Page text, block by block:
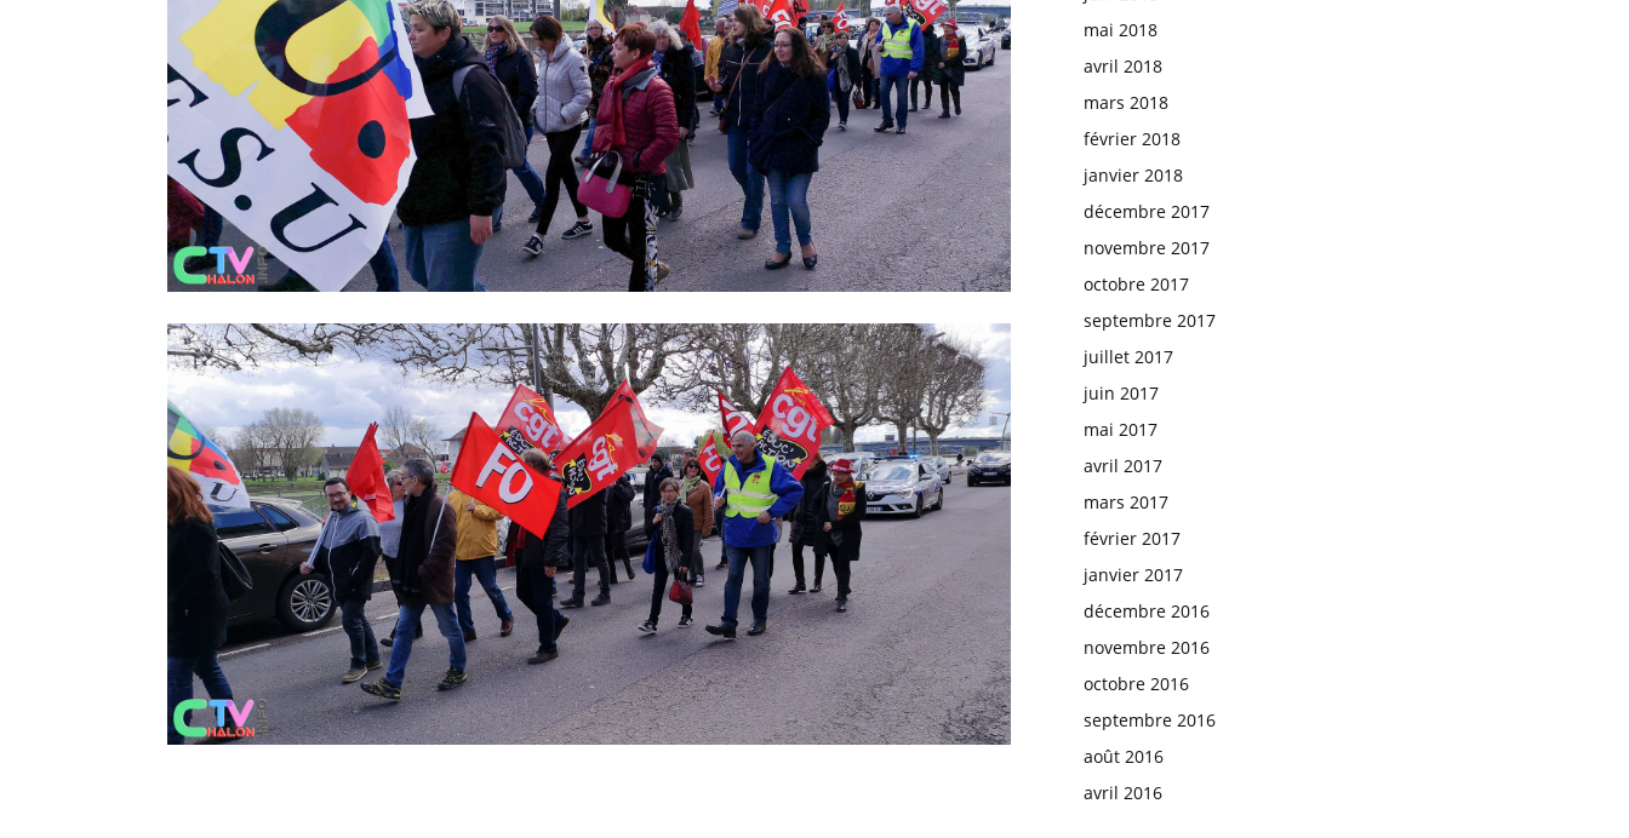
mai 2018
avril 2018
mars 2018
février 2018
janvier 2018
décembre 2017
novembre 2017
octobre 2017
septembre 2017
juillet 2017
juin 2017
mai 2017
avril 2017
mars 2017
février 2017
janvier 2017
décembre 2016
novembre 2016
octobre 2016
septembre 2016
août 2016
avril 2016